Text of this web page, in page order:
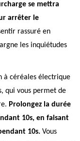
se mettra
arrêter le
rassuré en
les inquiétudes
à céréales électrique
qui vous permet de
Prolongez la durée
10s, en faisant
10s. Vous